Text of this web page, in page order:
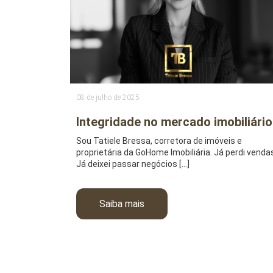
08 de julho de 2025
Integridade no mercado imobiliário
Sou Tatiele Bressa, corretora de imóveis e
proprietária da GoHome Imobiliária. Já perdi
Já deixei passar negócios […]
Saiba mais